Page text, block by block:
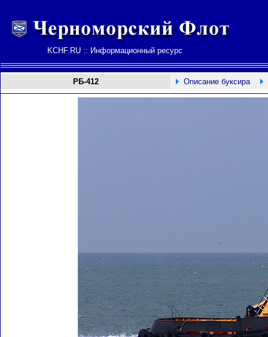
KCHF.RU :: Информационный ресурс
РБ-412 Описание буксира